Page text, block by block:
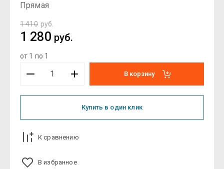
Прямая
1 410 руб.
1 280 руб.
от 1 по 1
В корзину
Купить в один клик
К сравнению
В избранное